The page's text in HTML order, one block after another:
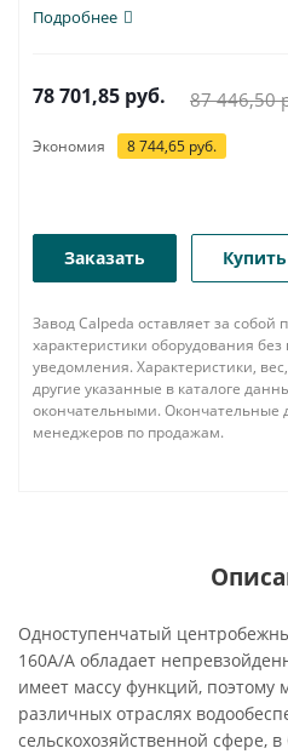
универсальностью...
Подробнее
78 701,85 руб. 87 446,50
Экономия 8 744,65 руб.
Заказать
Завод Calpeda оставляет за
характеристики оборудования
уведомления. Характеристики,
другие указанные в каталоге
окончательными. Окончательные
менеджеров по продажам.
Одноступенчатый
160A/A обладает
имеет массу функций, поэтому
различных отраслях
сельскохозяйственной сфере,